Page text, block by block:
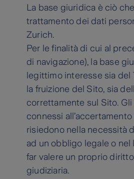
La base giuridica è ciò
trattamento dei dati
Zurich.
Per le finalità di cui al
di navigazione), la base
legittimo interesse sia
la fruizione del Sito, sia
correttamente sul Sito.
connessi
risiedono nella necessità
ad un obbligo legale o
far valere un proprio
giudiziaria.